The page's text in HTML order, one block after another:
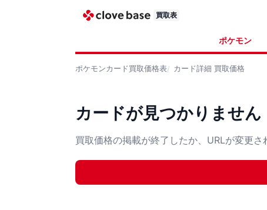
買取表
ポケモン
ポケモンカード買取価格表 カード詳細 買取価格
カードが見つかりません
買取価格の掲載が終了したか、URLが変更さ